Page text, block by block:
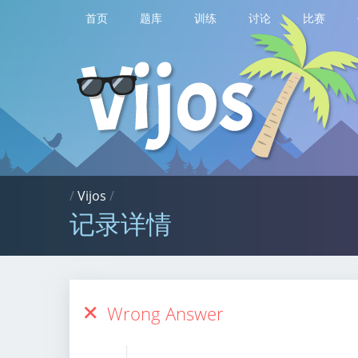
首页 题库 训练 讨论 比赛
/Vijos /
记录详情
Wrong Answer